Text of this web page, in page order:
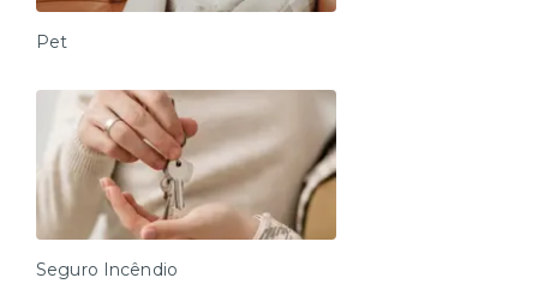
Pet
Seguro Incêndio